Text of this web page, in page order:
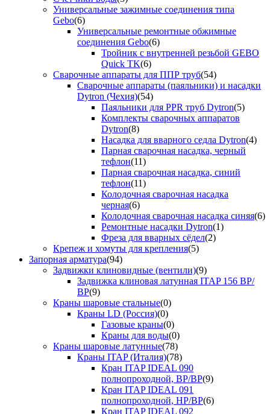
Универсальные зажимные соединения типа
Gebo(6)
Универсальные ремонтные обжимные
соединения Gebo(6)
Тройник с внутренней резьбой GEBO
Quick TK(6)
Сварочные аппараты для ППР труб(54)
Сварочные аппараты (паяльники) и насадки
Dytron (Чехия)(54)
Паяльники для PPR труб Dytron(5)
Комплекты сварочных аппаратов
Dytron(8)
Насадка для вварного седла Dytron(4)
Парная сварочная насадка, черный
тефлон(11)
Парная сварочная насадка, синий
тефлон(11)
Колодочная сварочная насадка
черная(6)
Колодочная сварочная насадка синяя(6)
Ремонтные насадки Dytron(1)
Фреза для вварных сёдел(2)
Крепеж и хомуты для крепления(5)
Запорная арматура(94)
Задвижки клиновидные (вентили)(9)
Задвижка клиновая латунная ITAP 156 ВР/
ВР(9)
Краны шаровые стальные(0)
Краны LD (Россия)(0)
Газовые краны(0)
Краны для воды(0)
Краны шаровые латунные(78)
Краны ITAP (Италия)(78)
Кран ITAP IDEAL 090
полнопроходной, ВР/ВР(9)
Кран ITAP IDEAL 091
полнопроходной, НР/ВР(6)
Кран ITAP IDEAL 092